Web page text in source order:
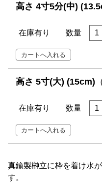
高さ 4寸5分(中)
在庫有り 数量
高さ 5寸(大) (15cm)
在庫有り 数量
真鍮製榊立に枠を着け水
す。